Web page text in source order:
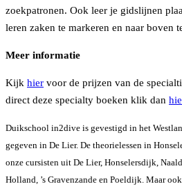
zoekpatronen. Ook leer je gidslijnen
leren zaken te markeren en naar boven
Meer informatie
Kijk hier voor de prijzen van de
direct deze specialty boeken klik dan
Duikschool in2dive is gevestigd in het
gegeven in De Lier. De theorielessen in
onze cursisten uit De Lier, Honselersdijk,
Holland, ’s Gravenzande en Poeldijk. Maar